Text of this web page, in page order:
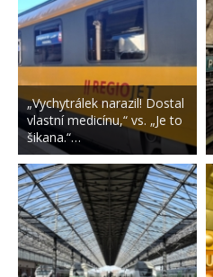
„Vychytrálek narazil! Dostal
vlastní medicínu,“ vs. „Je to
šikana.“…